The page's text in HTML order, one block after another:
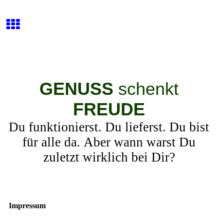
GENUSS schenkt
FREUDE
Du funktionierst. Du lieferst. Du bist
für alle da. Aber wann warst Du
zuletzt wirklich bei Dir?
Impressum